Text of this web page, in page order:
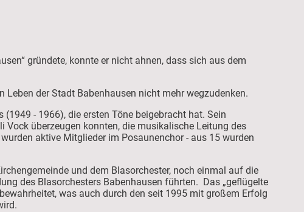
gründete, konnte er nicht ahnen, dass sich aus dem
der Stadt Babenhausen nicht mehr wegzudenken.
- 1966), die ersten Töne beigebracht hat. Sein
Vock überzeugen konnten, die musikalische Leitung des
aktive Mitglieder im Posaunenchor - aus 15 wurden
und dem Blasorchester, noch einmal auf die
des Blasorchesters Babenhausen führten. Das „geflügelte
was auch durch den seit 1995 mit großem Erfolg